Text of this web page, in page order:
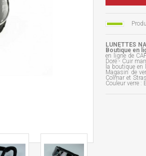
LUNETTES
Boutique en
en ligne de
Doré - Cuir
la boutique
Magasin de
Colmar et
Couleur verre :